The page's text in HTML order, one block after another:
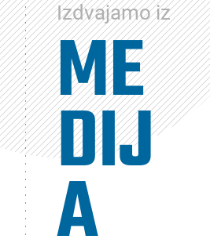
Izdvajamo iz
ME
DIJ